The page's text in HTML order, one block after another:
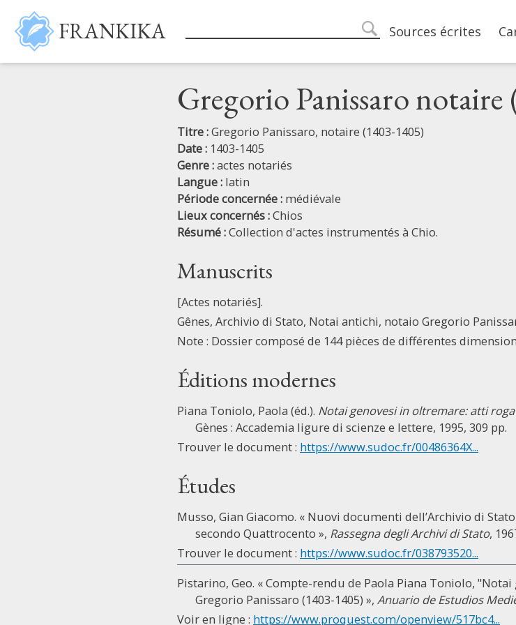
Aller au contenu principal
FRANKIKA search
Main
Sources écrites
Gregorio Panissaro notaire
Titre :Gregorio Panissaro, notaire (1403-1405)
Date : 1403-1405
Genre :actes notariés
Langue : latin
Période concernée : médiévale
Lieux concernés :Chios
Résumé :Collection d'actes instrumentés à Chio.
Manuscrits
[Actes notariés].
Gênes, Archivio di Stato, Notai antichi, notaio Gregorio
Note : Dossier composé de 144 pièces de différentes
Éditions modernes
Piana Toniolo, Paola (éd.). Notai genovesi in oltremare: atti
Gènes : Accademia ligure di scienze e lettere, 1995, 309 pp.
Trouver le document : https://www.sudoc.fr/00486364X...
Études
Musso, Gian Giacomo. « Nuovi documenti dell’Archivio di
secondo Quattrocento », Rassegna degli Archivi di Stato,
Trouver le document : https://www.sudoc.fr/038793520...
Pistarino, Geo. « Compte-rendu de Paola Piana Toniolo,
Gregorio Panissaro (1403-1405) », Anuario de Estudios
Voir en ligne : https://www.proquest.com/openview/517bc4...